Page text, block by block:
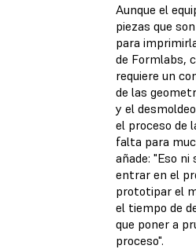
Aunque el
piezas que
para
de Formlabs,
requiere un
de las
y el
el proceso de
falta para
añade: "Eso ni
entrar en el
prototipar el
el tiempo de
que poner a
proceso".